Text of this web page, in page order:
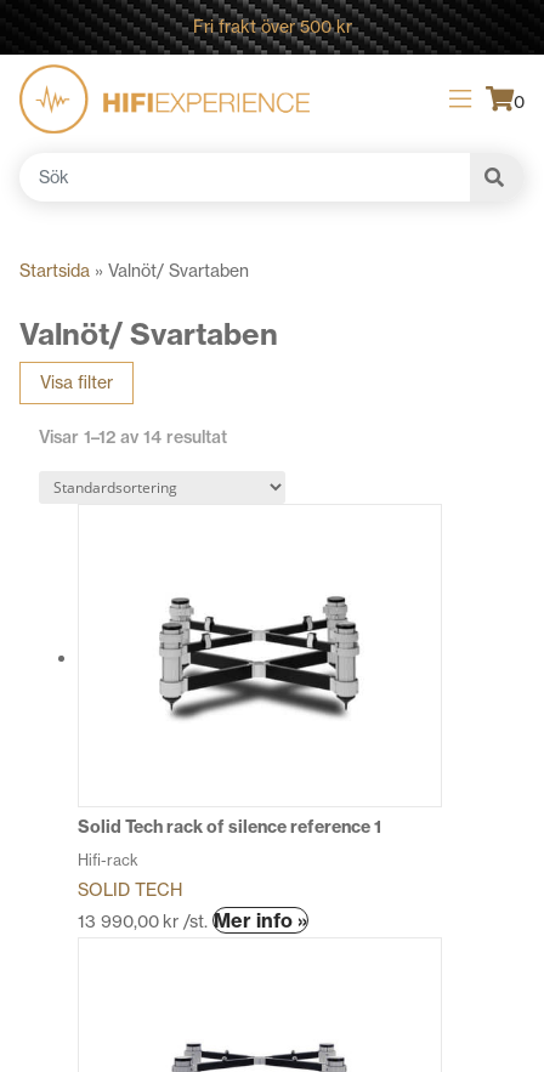
Fri frakt över 500 kr
0
Sök
Startsida » Valnöt/ Svartaben
Valnöt/ Svartaben
Visa filter
Visar 1–12 av 14 resultat
Solid Tech rack of silence reference 1
Hifi-rack
SOLID TECH
13 990,00 kr /st. Mer info »Den
varianter.